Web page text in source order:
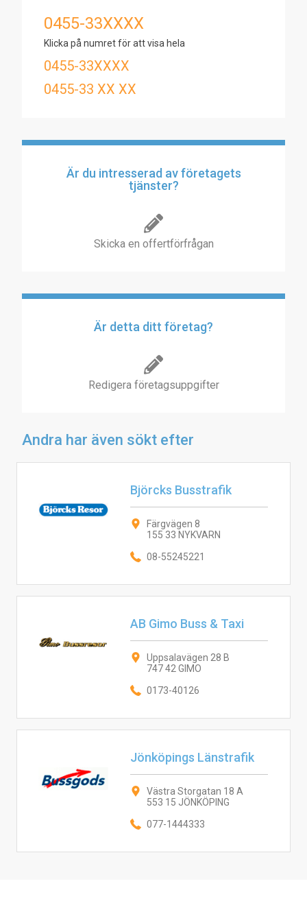
0455-33XXXX
Klicka på numret för att visa hela
0455-33XXXX
0455-33 XX XX
Är du intresserad av företagets
tjänster?
Skicka en offertförfrågan
Är detta ditt företag?
Redigera företagsuppgifter
Andra har även sökt efter
Björcks Busstrafik
Färgvägen 8
155 33 NYKVARN
08-55245221
AB Gimo Buss & Taxi
Uppsalavägen 28 B
747 42 GIMO
0173-40126
Jönköpings Länstrafik
Västra Storgatan 18 A
553 15 JÖNKÖPING
077-1444333